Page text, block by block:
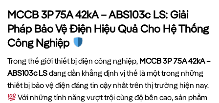
MCCB 3P 75A 42kA – ABS103c LS: Giải
Pháp Bảo Vệ Điện Hiệu Quả Cho Hệ Thống
Công Nghiệp
Trong thế giới thiết bị điện công nghiệp, MCCB 3P 75A 42kA –
ABS103c LSđang dần khẳng định vị thế là một trong những
thiết bị bảo vệ điện đáng tin cậy nhất trên thị trường hiện nay.
Với những tính năng vượt trội cùng độ bền cao, sản phẩm